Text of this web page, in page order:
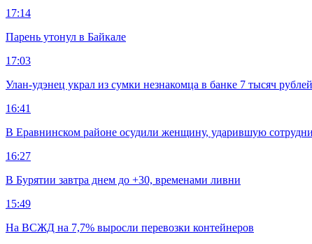
17:14
Парень утонул в Байкале
17:03
Улан-удэнец украл из сумки незнакомца в банке 7 тысяч
16:41
В Еравнинском районе осудили женщину, ударившую
16:27
В Бурятии завтра днем до +30, временами ливни
15:49
На ВСЖД на 7,7% выросли перевозки контейнеров